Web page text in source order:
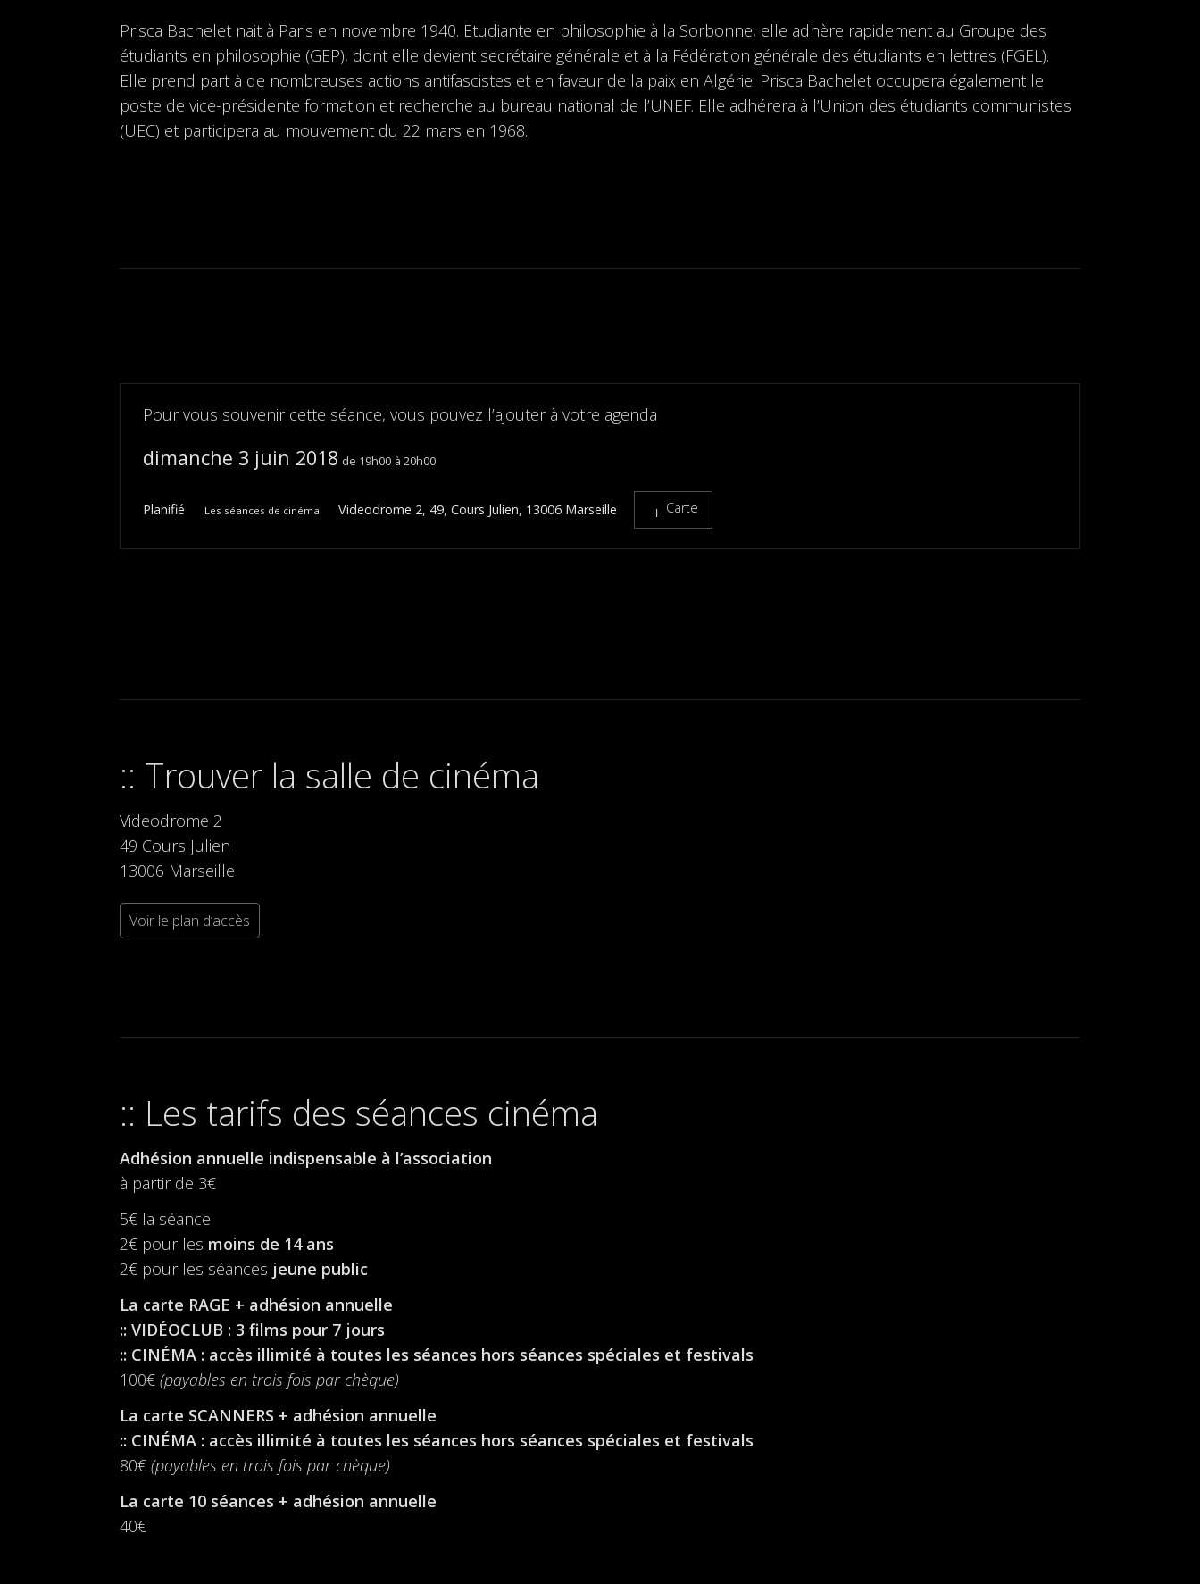
Prisca Bachelet nait à Paris en novembre 1940. Etudiante en philosophie à la Sorbonne, elle adhère rapidement au Groupe des
étudiants en philosophie (GEP), dont elle devient secrétaire générale et à la Fédération générale des étudiants en lettres (FGEL).
Elle prend part à de nombreuses actions antifascistes et en faveur de la paix en Algérie. Prisca Bachelet occupera également le
poste de vice-présidente formation et recherche au bureau national de l’UNEF. Elle adhérera à l’Union des étudiants communistes
(UEC) et participera au mouvement du 22 mars en 1968.
Pour vous souvenir cette séance, vous pouvez l’ajouter à votre agenda
dimanche 3 juin 2018 19h00 20h00
Planifié Les séances de cinéma Videodrome 2, 49, Cours Julien, 13006 Marseille Carte
Trouver la salle de cinéma
Videodrome 2
49 Cours Julien
13006 Marseille
Voir le plan d’accès
Les tarifs des séances cinéma
Adhésion annuelle indispensable à l’association
à partir de 3€
5€ la séance
2€ pour les moins de 14 ans
2€ pour les séances jeune public
La carte RAGE + adhésion annuelle
:: VIDÉOCLUB : 3 films pour 7 jours
:: CINÉMA : accès illimité à toutes les séances hors séances spéciales et festivals
100€(payables en trois fois par chèque)
La carte SCANNERS + adhésion annuelle
:: CINÉMA : accès illimité à toutes les séances hors séances spéciales et festivals
80€(payables en trois fois par chèque)
La carte 10 séances + adhésion annuelle
40€